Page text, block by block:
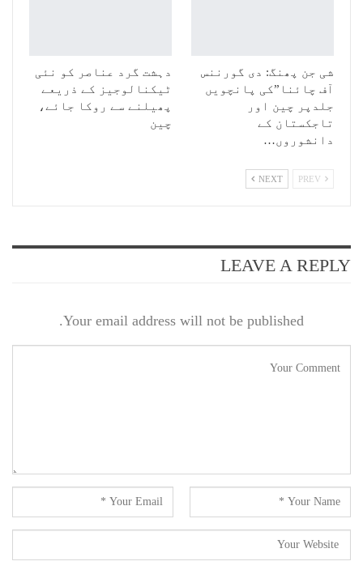
شی جن پھنگ: دی گورننس
آف چائنا”کی پانچویں
جلدپر چین اور
تاجکستان کے
دانشوروں…
دہشت گرد عناصر کو نئی
ٹیکنالوجیز کے ذریعے
پھیلنے سے روکا جائے،
چین
NEXT
LEAVE A REPLY
Your email address will not be published.